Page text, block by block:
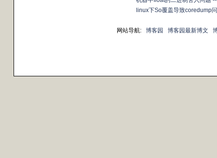
linux下So覆盖导致coredump
网站导航: 博客园 博客园最新博文